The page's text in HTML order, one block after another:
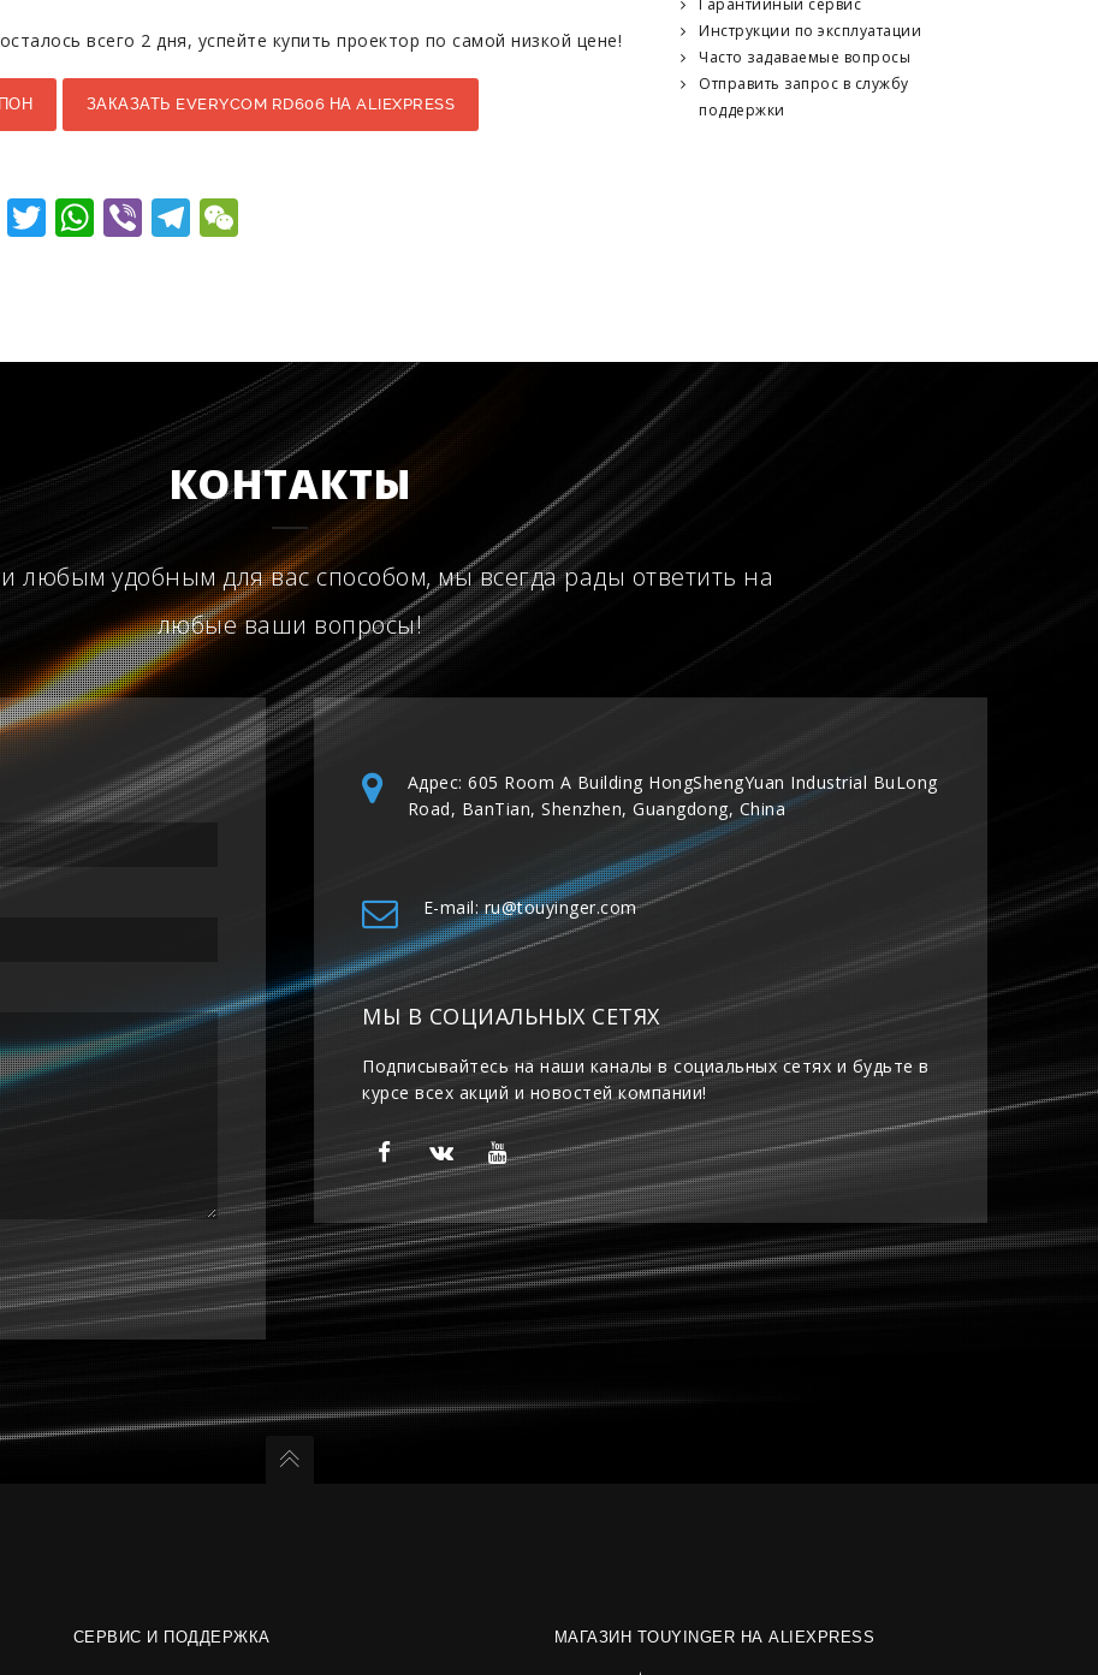
всего 2 дня, успейте купить проектор по самой низкой цене!
ЗАКАЗАТЬ EVERYCOM RD606 НА ALIEXPRESS
Odnoklassniki
Twitter
WhatsApp
ViberTelegram
Гарантийный сервис
Инструкции по эксплуатации
Часто задаваемые вопросы
Отправить запрос в службу
поддержки
КОНТАКТЫ
любым удобным для вас способом, мы всегда рады ответить на
любые ваши вопросы!
Адрес: 605 Room A Building HongShengYuan Industrial BuLong
Road, BanTian, Shenzhen, Guangdong, China
E-mail: ru@touyinger.com
МЫ В СОЦИАЛЬНЫХ СЕТЯХ
Подписывайтесь на наши каналы в социальных сетях и будьте в
курсе всех акций и новостей компании!
СЕРВИС И ПОДДЕРЖКА МАГАЗИН TOUYINGER НА ALIEXPRESS